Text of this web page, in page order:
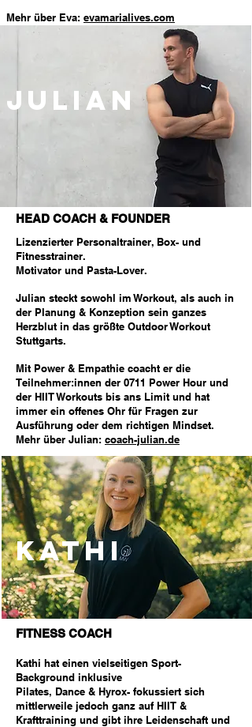
Mehr über Eva: evamarialives.com
Julian
HEAD COACH & FOUNDER
Lizenzierter Personaltrainer, Box- und
Fitnesstrainer.
Motivator und Pasta-Lover.
Julian steckt sowohl im Workout, als auch in
der Planung & Konzeption sein ganzes
Herzblut in das größte Outdoor Workout
Stuttgarts.
Mit Power & Empathie coacht er die
Teilnehmer:innen der 0711 Power Hour und
der HIIT Workouts bis ans Limit und hat
immer ein offenes Ohr für Fragen zur
Ausführung oder dem richtigen Mindset.
Mehr über Julian: coach-julian.de
KATHI
FITNESS COACH
Kathi hat einen vielseitigen Sport-
Background inklusive
Pilates, Dance & Hyrox- fokussiert sich
mittlerweile jedoch ganz auf HIIT &
Krafttraining und gibt ihre Leidenschaft und